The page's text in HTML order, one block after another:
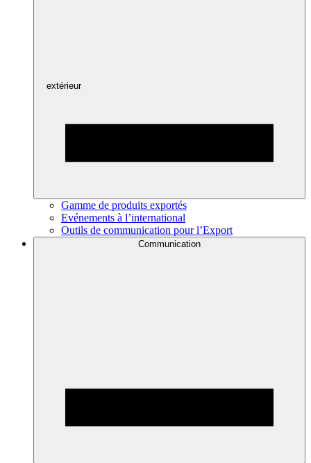
extérieur
Gamme de produits exportés
Evénements à l’international
Outils de communication pour l’Export
Communication